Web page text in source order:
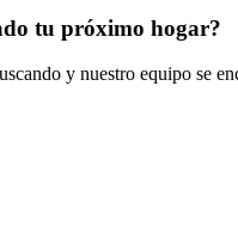
tu próximo hogar?
y nuestro equipo se